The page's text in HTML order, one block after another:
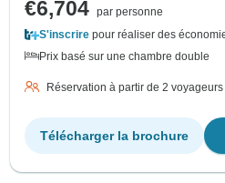
€6,704 par personne
S'inscrire pour réaliser des
Prix basé sur une chambre double
Réservation à partir de 2 voyageurs
Télécharger la brochure